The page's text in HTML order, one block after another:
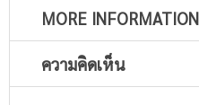
MORE INFORMATION
ความคิดเห็น